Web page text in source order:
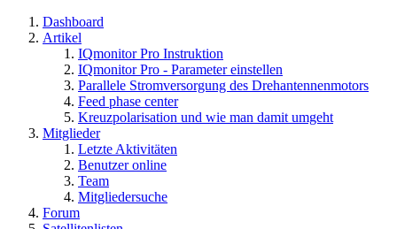
Dashboard
Artikel
IQmonitor Pro Instruktion
IQmonitor Pro - Parameter einstellen
Parallele Stromversorgung des Drehantennenmotors
Feed phase center
Kreuzpolarisation und wie man damit umgeht
Mitglieder
Letzte Aktivitäten
Benutzer online
Team
Mitgliedersuche
Forum